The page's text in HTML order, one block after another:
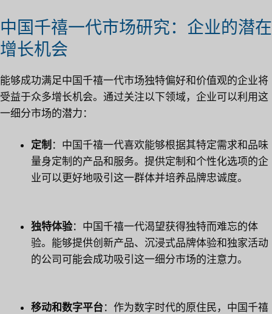
中国千禧一代市场研究：企业的潜在
增长机会
能够成功满足中国千禧一代市场独特偏好和价值观的企业将
受益于众多增长机会。通过关注以下领域，企业可以利用这
一细分市场的潜力：
定制 ：中国千禧一代喜欢能够根据其特定需求和品味
量身定制的产品和服务。提供定制和个性化选项的企
业可以更好地吸引这一群体并培养品牌忠诚度。
独特体验：中国千禧一代渴望获得独特而难忘的体
验。能够提供创新产品、沉浸式品牌体验和独家活动
的公司可能会成功吸引这一细分市场的注意力。
移动和数字平台：作为数字时代的原住民，中国千禧